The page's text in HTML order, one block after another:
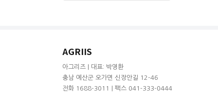
AGRIIS
아그리즈 | 대표: 박영환
충남 예산군 오가면 신장안길 12-46
전화 1688-3011 | 팩스 041-333-0444